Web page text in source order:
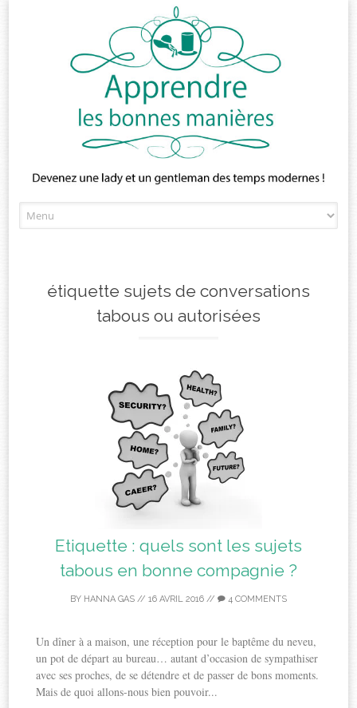
to
étiquette sujets de conversations
tabous ou autorisées
Etiquette : quels sont les sujets
tabous en bonne compagnie ?
BY HANNA GAS // 16 AVRIL 2016 // 4 COMMENTS
Un dîner à a maison, une réception pour le baptême du neveu,
un pot de départ au bureau… autant d’occasion de sympathiser
avec ses proches, de se détendre et de passer de bons moments.
Mais de quoi allons-nous bien pouvoir...